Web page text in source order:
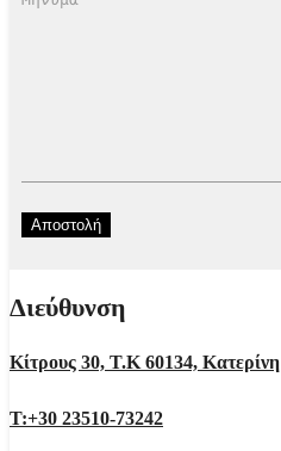
Διεύθυνση
Κίτρους 30, Τ.Κ 60134, Κατερίνη
Τ:+30 23510-73242